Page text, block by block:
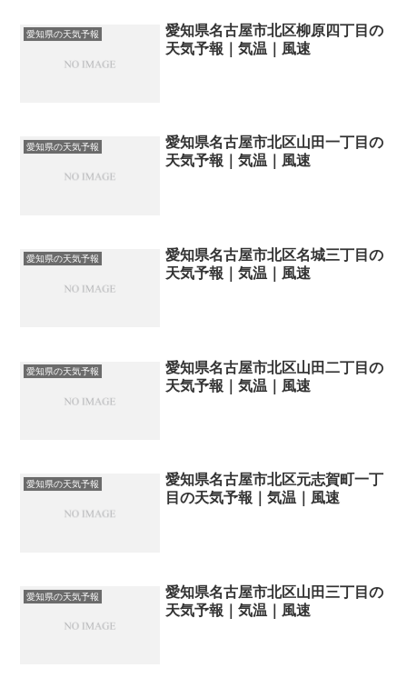
愛知県の天気予報
愛知県名古屋市北区柳原四丁目の
天気予報｜気温｜風速
愛知県の天気予報
愛知県名古屋市北区山田一丁目の
天気予報｜気温｜風速
愛知県の天気予報
愛知県名古屋市北区名城三丁目の
天気予報｜気温｜風速
愛知県の天気予報
愛知県名古屋市北区山田二丁目の
天気予報｜気温｜風速
愛知県の天気予報
愛知県名古屋市北区元志賀町一丁
目の天気予報｜気温｜風速
愛知県の天気予報
愛知県名古屋市北区山田三丁目の
天気予報｜気温｜風速